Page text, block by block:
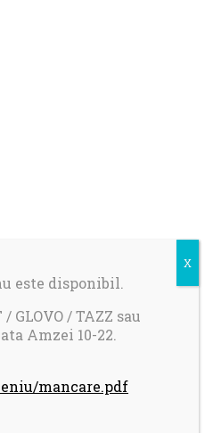
este disponibil.
/ TAZZ sau
Amzei 10-22.
mancare.pdf